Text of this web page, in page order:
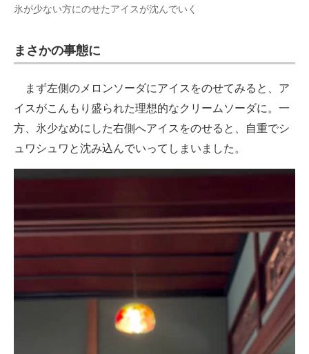
氷が少ない方にのせたアイスが沈んでいく
まさかの事態に
まず左側のメロンソーダにアイスをのせてみると、ア
イスがこんもり盛られた理想的なクリームソーダに。一
方、氷少なめにした右側へアイスをのせると、自重でシ
ュワシュワと沈み込んでいってしまいました。